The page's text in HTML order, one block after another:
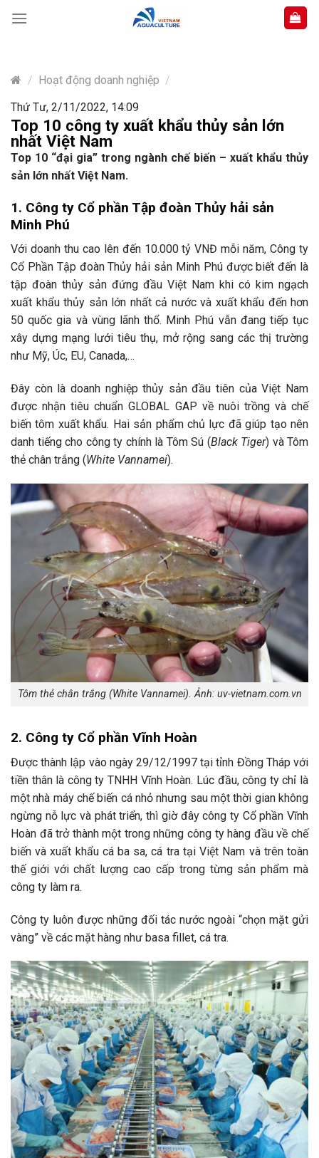
content
/ Hoạt động doanh nghiệp /
Thứ Tư, 2/11/2022, 14:09
Top 10 công ty xuất khẩu thủy sản lớn
nhất Việt Nam
Top 10 “đại gia” trong ngành chế biến – xuất khẩu thủy
sản lớn nhất Việt Nam.
1. Công ty Cổ phần Tập đoàn Thủy hải sản
Minh Phú
Với doanh thu cao lên đến 10.000 tỷ VNĐ mỗi năm, Công ty
Cổ Phần Tập đoàn Thủy hải sản Minh Phú được biết đến là
tập đoàn thủy sản đứng đầu Việt Nam khi có kim ngạch
xuất khẩu thủy sản lớn nhất cả nước và xuất khẩu đến hơn
50 quốc gia và vùng lãnh thổ. Minh Phú vẫn đang tiếp tục
xây dựng mạng lưới tiêu thụ, mở rộng sang các thị trường
như Mỹ, Úc, EU, Canada,…
Đây còn là doanh nghiệp thủy sản đầu tiên của Việt Nam
được nhận tiêu chuẩn GLOBAL GAP về nuôi trồng và chế
biến tôm xuất khẩu. Hai sản phẩm chủ lực đã giúp tạo nên
danh tiếng cho công ty chính là Tôm Sú (Black Tiger) và Tôm
thẻ chân trắng (White Vannamei).
Tôm thẻ chân trắng (White Vannamei). Ảnh: uv-vietnam.com.vn
2. Công ty Cổ phần Vĩnh Hoàn
Được thành lập vào ngày 29/12/1997 tại tỉnh Đồng Tháp với
tiền thân là công ty TNHH Vĩnh Hoàn. Lúc đầu, công ty chỉ là
một nhà máy chế biến cá nhỏ nhưng sau một thời gian không
ngừng nỗ lực và phát triển, thì giờ đây công ty Cổ phần Vĩnh
Hoàn đã trở thành một trong những công ty hàng đầu về chế
biến và xuất khẩu cá ba sa, cá tra tại Việt Nam và trên toàn
thế giới với chất lượng cao cấp trong từng sản phẩm mà
công ty làm ra.
Công ty luôn được những đối tác nước ngoài “chọn mặt gửi
vàng” về các mặt hàng như basa fillet, cá tra.